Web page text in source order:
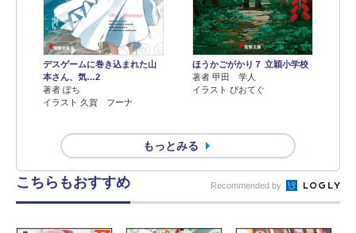
デスゲームに巻き込まれた山
本さん、気…2
著者 ぽち
イラスト 久賀 フーナ
ほうかごがかり７ 立穎小学校
著者 甲田 学人
イラスト ぴおてぐ
もっとみる
こちらもおすすめ Recommended by